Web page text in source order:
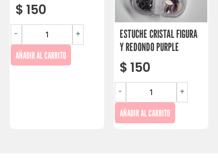
$ 150
- +
AÑADIR AL CARRITO
ESTUCHE CRISTAL FIGURA
Y REDONDO PURPLE
$ 150
- +
AÑADIR AL CARRITO